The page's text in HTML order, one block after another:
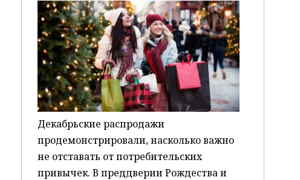
P
Декабрьские распродажи
продемонстрировали, насколько важно
не отставать от потребительских
привычек. В преддверии Рождества и